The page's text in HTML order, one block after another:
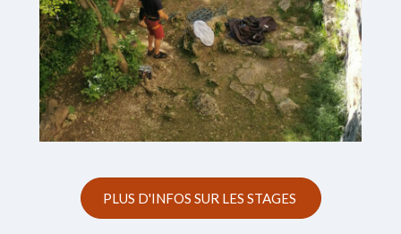
PLUS D'INFOS SUR LES STAGES